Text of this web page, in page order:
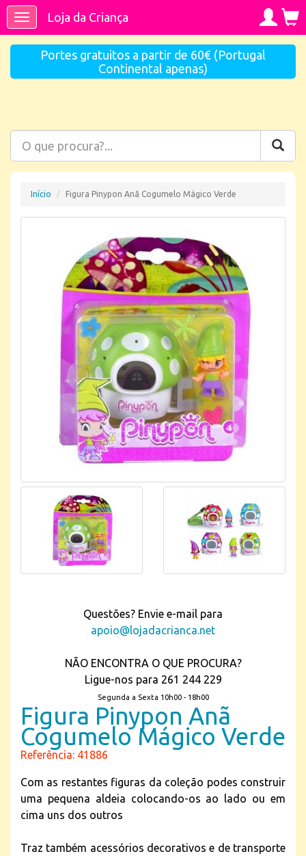
ToggleLoja da Criança
Portes gratuitos a partir de 60€ (Portugal
Continental apenas)
Início Figura Pinypon Anã Cogumelo Mágico Verde
Questões? Envie e-mail para
apoio@lojadacrianca.net
NÃO ENCONTRA O QUE PROCURA?
Ligue-nos para 261 244 229
Segunda a Sexta 10h00 - 18h00
Figura Pinypon Anã
Cogumelo Mágico Verde
Referência: 41886
Com as restantes figuras da coleção podes construir
uma pequena aldeia colocando-os ao lado ou em
cima uns dos outros
Traz também acessórios decorativos e de transporte